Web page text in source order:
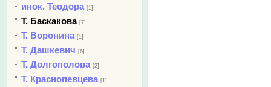
инок. Теодора [1]
Т. Баскакова [7]
Т. Воронина [1]
Т. Дашкевич [6]
Т. Долгополова [2]
Т. Краснопевцева [1]